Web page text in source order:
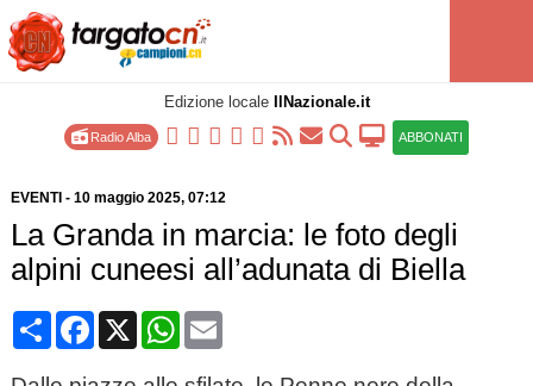
Edizione locale IlNazionale.it
Radio Alba ABBONATI
EVENTI - 10 maggio 2025, 07:12
La Granda in marcia: le foto degli
alpini cuneesi all’adunata di Biella
CondividiFacebook
X WhatsApp
Email